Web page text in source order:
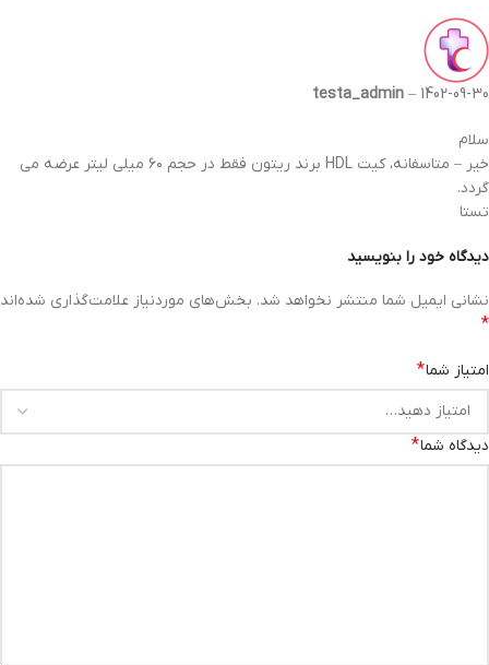
testa_admin – 1402-09-30
سلام
خیر – متاسفانه، کیت HDL برند ریتون فقط در حجم ۶۰ میلی لیتر عرضه می
گردد.
تستا
دیدگاه خود را بنویسید
نشانی ایمیل شما منتشر نخواهد شد. بخش‌های موردنیاز علامت‌گذاری شده‌اند
*
امتیاز شما*
دیدگاه شما*